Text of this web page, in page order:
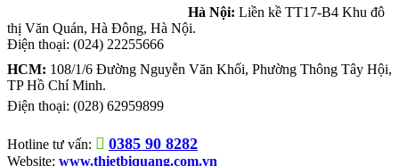
Hà Nội: Liền kề TT17-B4 Khu đô
thị Văn Quán, Hà Đông, Hà Nội.
Điện thoại: (024) 22255666
HCM: 108/1/6 Đường Nguyễn Văn Khối, Phường Thông Tây Hội,
TP Hồ Chí Minh.
Điện thoại: (028) 62959899
Hotline tư vấn: 0385 90 8282
Website: www.thietbiquang.com.vn